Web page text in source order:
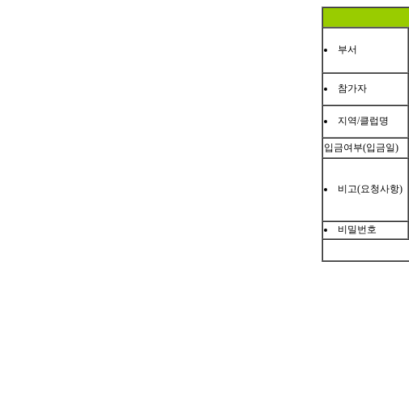
부서
참가자
지역/클럽명
입금여부(입금일)
비고(요청사항)
비밀번호